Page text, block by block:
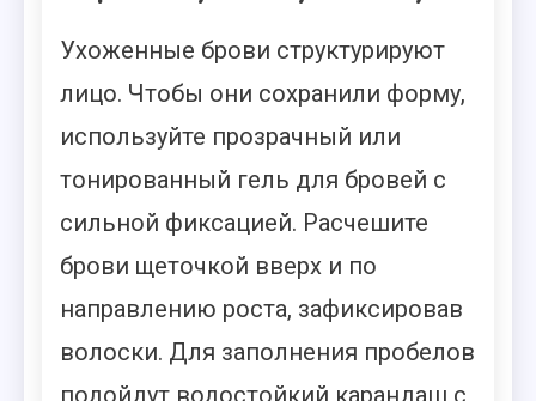
Ухоженные брови структурируют
лицо. Чтобы они сохранили форму,
используйте прозрачный или
тонированный гель для бровей с
сильной фиксацией. Расчешите
брови щеточкой вверх и по
направлению роста, зафиксировав
волоски. Для заполнения пробелов
подойдут водостойкий карандаш с